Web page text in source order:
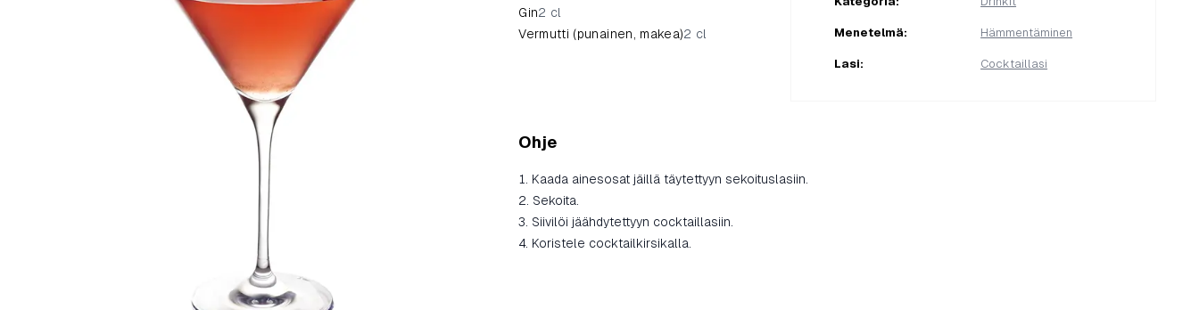
Gin2 cl
Vermutti (punainen, makea)2 cl Menetelmä: Hämmentäminen
Lasi: Cocktaillasi
Ohje
Kaada ainesosat jäillä täytettyyn sekoituslasiin.
Sekoita.
Siivilöi jäähdytettyyn cocktaillasiin.
Koristele cocktailkirsikalla.